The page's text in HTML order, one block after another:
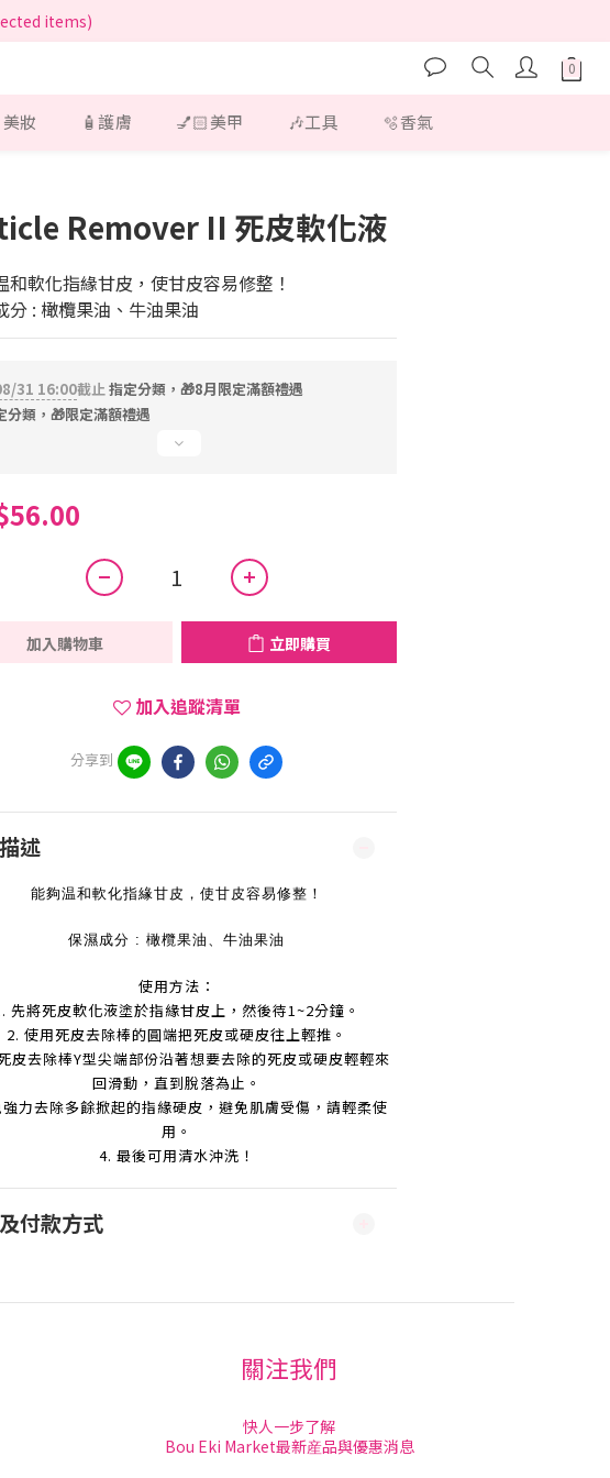
items)
美妝 🧴護膚 💅🏻美甲 🎶工具 🫧香氣
Remover II 死皮軟化液
和軟化指緣甘皮，使甘皮容易修整！
分 : 橄欖果油、牛油果油
31 16:00截止指定分類，🎁8月限定滿額禮遇
分類，🎁限定滿額禮遇
加入購物車 立即購買
加入追蹤清單
分享到
述
能夠温和軟化指緣甘皮，使甘皮容易修整！
保濕成分 : 橄欖果油、牛油果油
使用方法：
先將死皮軟化液塗於指緣甘皮上，然後待1~2分鐘。
2. 使用死皮去除棒的圓端把死皮或硬皮往上輕推。
皮去除棒Y型尖端部份沿著想要去除的死皮或硬皮輕輕來
回滑動，直到脫落為止。
力去除多餘掀起的指緣硬皮 ，避免肌膚受傷，請輕柔使
用。
4. 最後可用清水沖洗 ！
付款方式
關注我們
快人一步了解
Bou Eki Market最新産品與優惠消息